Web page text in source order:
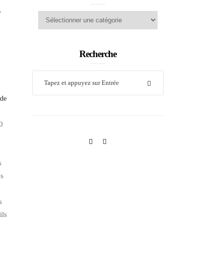
Catégories
Recherche